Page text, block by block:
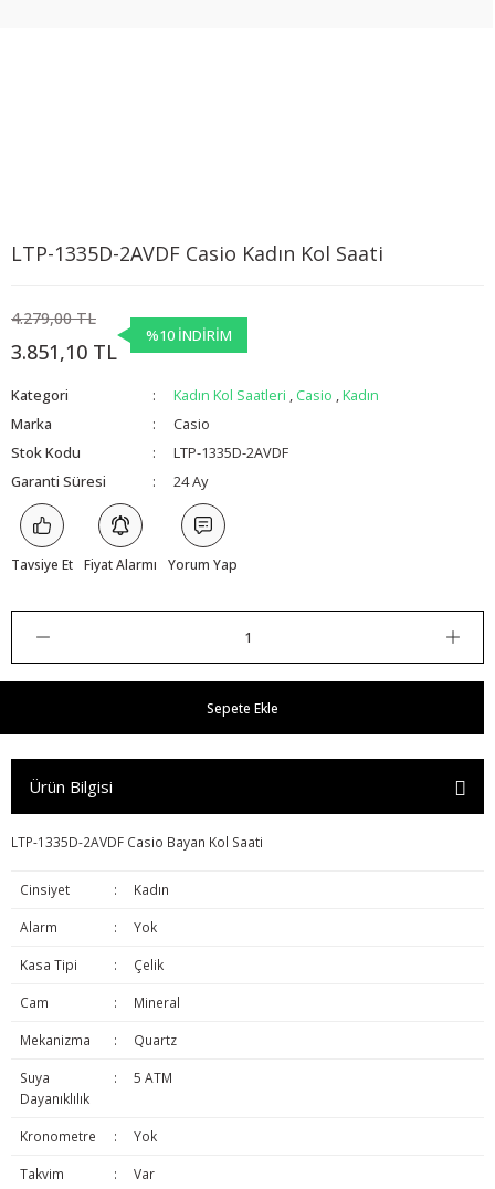
LTP-1335D-2AVDF Casio Kadın Kol Saati
4.279,00 TL
3.851,10 TL
%10 İNDİRİM
Kategori Kadın Kol Saatleri , Casio ,Kadın
Marka
Casio
Stok Kodu
LTP-1335D-2AVDF
Garanti Süresi
24 Ay
Tavsiye Et Fiyat Alarmı Yorum Yap
Sepete Ekle
Ürün Bilgisi
LTP-1335D-2AVDF Casio Bayan Kol Saati
Cinsiyet : Kadın
Alarm : Yok
Kasa Tipi : Çelik
Cam : Mineral
Mekanizma : Quartz
Suya
Dayanıklılık
: 5 ATM
Kronometre : Yok
Takvim : Var